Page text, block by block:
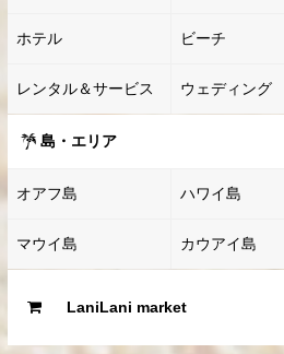
ホテル ビーチ
レンタル＆サービス ウェディング
島・エリア
オアフ島 ハワイ島
マウイ島 カウアイ島
LaniLani market